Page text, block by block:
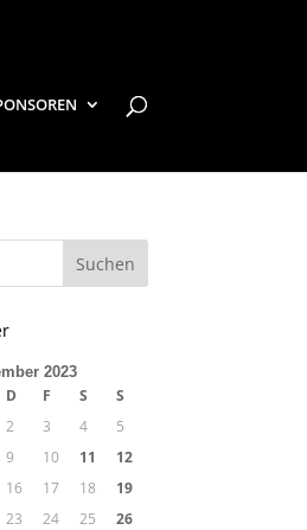
2023
D F S
S
2 3 4
5
9 10 11
12
16 17 18
19
23 24 25
26